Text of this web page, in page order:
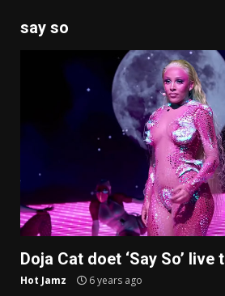
say so
Doja Cat doet ‘Say So’
Hot Jamz 6 years ago